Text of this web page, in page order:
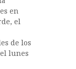
en
el
de los
lunes